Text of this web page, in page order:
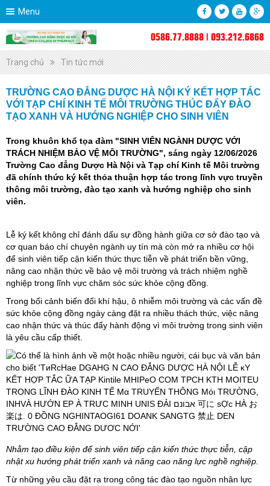
Menu
0586.77.8888 | 093.212.6868
Trang chủ Tin tức mới
TRƯỜNG CAO ĐẲNG DƯỢC HÀ NỘI KÝ KẾT HỢP TÁC
VỚI TẠP CHÍ KINH TẾ MÔI TRƯỜNG THÚC ĐẨY ĐÀO
TẠO XANH VÀ HƯỚNG NGHIỆP CHO SINH VIÊN
Trong khuôn khổ tọa đàm "SINH VIÊN NGÀNH DƯỢC VỚI
TRÁCH NHIỆM BẢO VỆ MÔI TRƯỜNG", sáng ngày 12/06/2026
Trường Cao đẳng Dược Hà Nội và Tạp chí Kinh tế Môi trường
đã chính thức ký kết thỏa thuận hợp tác trong lĩnh vực truyền
thông môi trường, đào tạo xanh và hướng nghiệp cho sinh
viên.
Lễ ký kết không chỉ đánh dấu sự đồng hành giữa cơ sở đào tạo và
cơ quan báo chí chuyên ngành uy tín mà còn mở ra nhiều cơ hội
để sinh viên tiếp cận kiến thức thực tiễn về phát triển bền vững,
nâng cao nhận thức về bảo vệ môi trường và trách nhiệm nghề
nghiệp trong lĩnh vực chăm sóc sức khỏe cộng đồng.
Trong bối cảnh biến đổi khí hậu, ô nhiễm môi trường và các vấn đề
sức khỏe cộng đồng ngày càng đặt ra nhiều thách thức, việc nâng
cao nhận thức và thúc đẩy hành động vì môi trường trong sinh viên
là yêu cầu cấp thiết.
Nhằm tạo điều kiện để sinh viên tiếp cận kiến thức thực tiễn, cập
nhật xu hướng phát triển xanh và nâng cao năng lực nghề nghiệp.
Từ những yêu cầu đặt ra trong công tác đào tạo nguồn nhân lực